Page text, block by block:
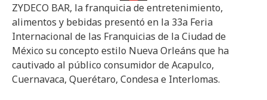
ZYDECO BAR, la franquicia de entretenimiento,
alimentos y bebidas presentó en la 33a Feria
Internacional de las Franquicias de la Ciudad de
México su concepto estilo Nueva Orleáns que ha
cautivado al público consumidor de Acapulco,
Cuernavaca, Querétaro, Condesa e Interlomas.